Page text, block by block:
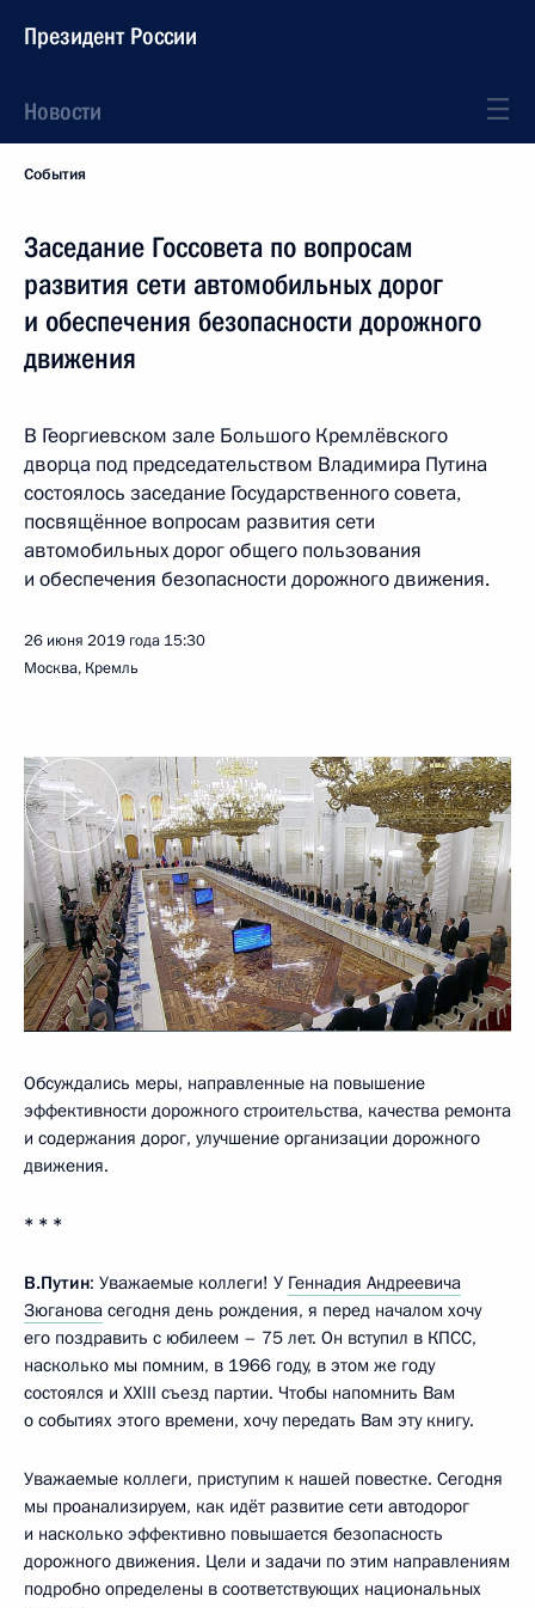
Президент России
Новости
События
Заседание Госсовета по вопросам
развития сети автомобильных дорог
и обеспечения безопасности дорожного
движения
В Георгиевском зале Большого Кремлёвского
дворца под председательством Владимира Путина
состоялось заседание Государственного совета,
посвящённое вопросам развития сети
автомобильных дорог общего пользования
и обеспечения безопасности дорожного движения.
26 июня 2019 года 15:30
Москва, Кремль
Обсуждались меры, направленные на повышение
эффективности дорожного строительства, качества ремонта
и содержания дорог, улучшение организации дорожного
движения.
* * *
В.Путин: Уважаемые коллеги! У Геннадия Андреевича
Зюганова сегодня день рождения, я перед началом хочу
его поздравить с юбилеем – 75 лет. Он вступил в КПСС,
насколько мы помним, в 1966 году, в этом же году
состоялся и XXIII съезд партии. Чтобы напомнить Вам
о событиях этого времени, хочу передать Вам эту книгу.
Уважаемые коллеги, приступим к нашей повестке. Сегодня
мы проанализируем, как идёт развитие сети автодорог
и насколько эффективно повышается безопасность
дорожного движения. Цели и задачи по этим направлениям
подробно определены в соответствующих национальных